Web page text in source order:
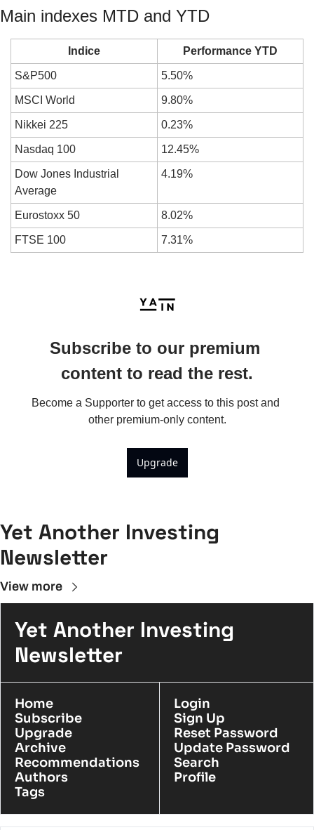
Main indexes MTD and YTD
Indice Performance YTD
S&P500 5.50%
MSCI World 9.80%
Nikkei 225 0.23%
Nasdaq 100 12.45%
Dow Jones Industrial
Average
4.19%
Eurostoxx 50 8.02%
FTSE 100 7.31%
Subscribe to our premium
content to read the rest.
Become a Supporter to get access to this post and
other premium-only content.
Upgrade
Yet Another Investing
Newsletter
View more
Yet Another Investing
Newsletter
Home
Subscribe
Upgrade
Archive
Recommendations
Authors
Tags
Login
Sign Up
Reset Password
Update Password
Search
Profile